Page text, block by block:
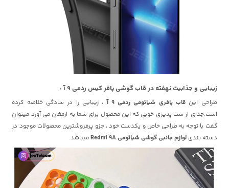
زیبایی و جذابیت نهفته در قاب گوشی پافر کیس ردمی 9 آ :
طراحی این قاب پافری شیائومی ردمی 9 آ
، زیبایی را در سادگی خلاصه کرده
است.جدای از ست پذیری خوبی که این محصول برای شما به ارمغان می آورد میتوان
گفت با توجه به طراحی خاص و یکدست خود ، جزو پرفروشترین محصولات موجود در
دسته بندیلوازم جانبی گوشی شیائومی Redmi 9A میباشد.